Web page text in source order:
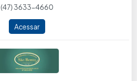
(47) 3633-4660
Acessar